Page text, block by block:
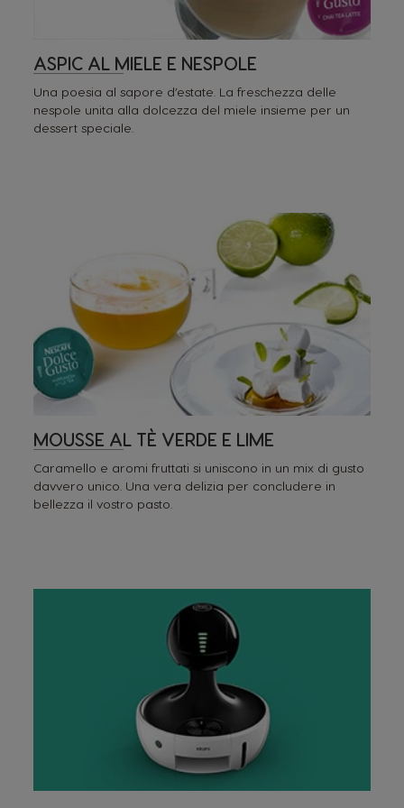
ASPIC AL MIELE E NESPOLE
Una poesia al sapore d’estate. La freschezza delle
nespole unita alla dolcezza del miele insieme per un
dessert speciale.
MOUSSE AL TÈ VERDE E LIME
Caramello e aromi fruttati si uniscono in un mix di gusto
davvero unico. Una vera delizia per concludere in
bellezza il vostro pasto.